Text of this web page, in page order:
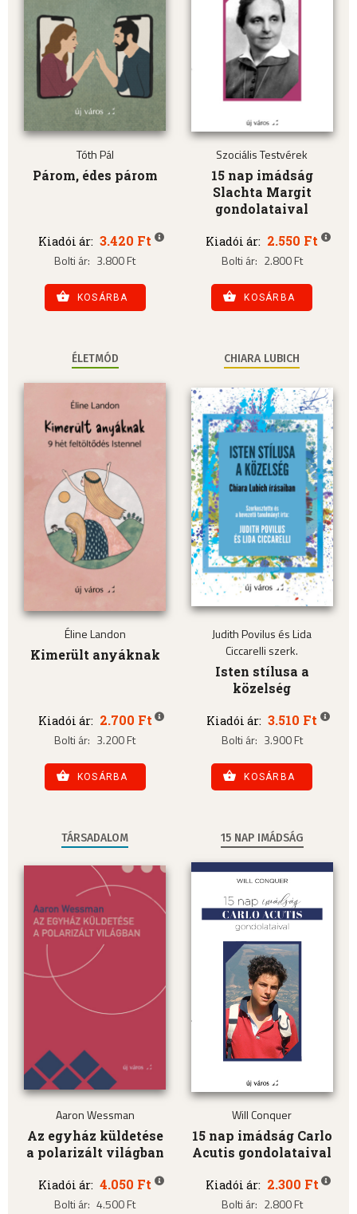
Tóth Pál
Párom, édes párom
Kiadói ár: 3.420 Ft
Bolti ár: 3.800 Ft
KOSÁRBA
Szociális Testvérek
15 nap imádság
Slachta Margit
gondolataival
Kiadói ár: 2.550 Ft
Bolti ár: 2.800 Ft
KOSÁRBA
ÉLETMÓD
Éline Landon
Kimerült anyáknak
Kiadói ár: 2.700 Ft
Bolti ár: 3.200 Ft
KOSÁRBA
CHIARA LUBICH
Judith Povilus és Lida
Ciccarelli szerk.
Isten stílusa a
közelség
Kiadói ár: 3.510 Ft
Bolti ár: 3.900 Ft
KOSÁRBA
TÁRSADALOM
Aaron Wessman
Az egyház küldetése
a polarizált világban
Kiadói ár: 4.050 Ft
Bolti ár: 4.500 Ft
15 NAP IMÁDSÁG
Will Conquer
15 nap imádság Carlo
Acutis gondolataival
Kiadói ár: 2.300 Ft
Bolti ár: 2.800 Ft